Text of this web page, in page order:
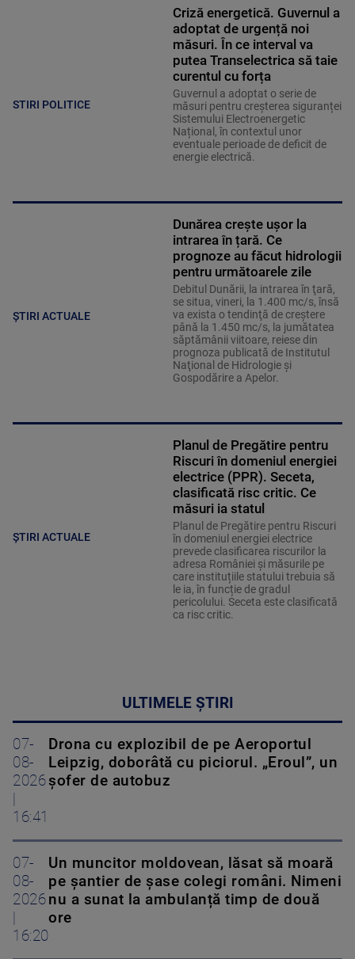
STIRI POLITICE
Criză energetică. Guvernul a
adoptat de urgență noi
măsuri. În ce interval va
putea Transelectrica să taie
curentul cu forța
Guvernul a adoptat o serie de
măsuri pentru creșterea siguranței
Sistemului Electroenergetic
Național, în contextul unor
eventuale perioade de deficit de
energie electrică.
ȘTIRI ACTUALE
Dunărea crește ușor la
intrarea în țară. Ce
prognoze au făcut hidrologii
pentru următoarele zile
Debitul Dunării, la intrarea în ţară,
se situa, vineri, la 1.400 mc/s, însă
va exista o tendinţă de creştere
până la 1.450 mc/s, la jumătatea
săptămânii viitoare, reiese din
prognoza publicată de Institutul
Naţional de Hidrologie şi
Gospodărire a Apelor.
ȘTIRI ACTUALE
Planul de Pregătire pentru
Riscuri în domeniul energiei
electrice (PPR). Seceta,
clasificată risc critic. Ce
măsuri ia statul
Planul de Pregătire pentru Riscuri
în domeniul energiei electrice
prevede clasificarea riscurilor la
adresa României și măsurile pe
care instituțiile statului trebuia să
le ia, în funcție de gradul
pericolului. Seceta este clasificată
ca risc critic.
ULTIMELE ȘTIRI
07-
08-
2026
16:41
Drona cu explozibil de pe Aeroportul
Leipzig, doborâtă cu piciorul. „Eroul”, un
șofer de autobuz
07-
08-
2026
16:20
Un muncitor moldovean, lăsat să moară
pe șantier de șase colegi români. Nimeni
nu a sunat la ambulanță timp de două
ore